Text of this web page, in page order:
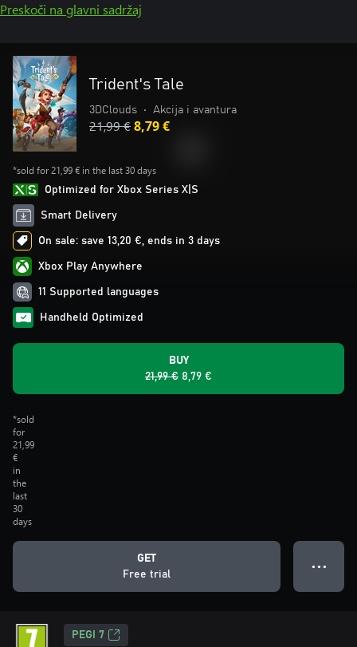
Preskoči na glavni sadržaj
Trident's Tale
3DClouds • Akcija i avantura
21,99 €8,79 €
*sold for 21,99 € in the last 30 days
Optimized for Xbox Series X|S
Smart Delivery
On sale: save 13,20 €, ends in 3 days
Xbox Play Anywhere
11 Supported languages
Handheld Optimized
BUY
21,99 € 8,79 €
*sold
for
21,99
€
in
the
last
30
days
GET
Free trial
● ● ●
PEGI 7